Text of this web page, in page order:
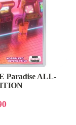
Paradise ALL-